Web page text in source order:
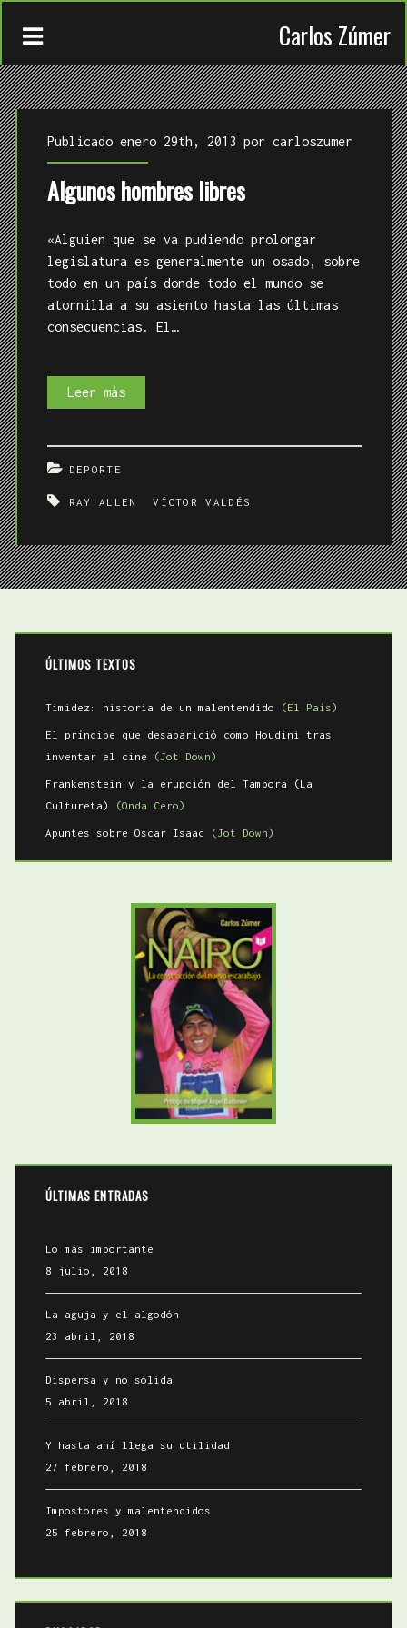
Carlos Zúmer
TRABAJOS
QUIÉN
Publicado enero 29th, 2013 por carloszumer
Algunos hombres libres
«Alguien que se va pudiendo prolongar
legislatura es generalmente un osado, sobre
todo en un país donde todo el mundo se
atornilla a su asiento hasta las últimas
consecuencias. El…
Leer másAlgunos
DEPORTE
RAY ALLEN VÍCTOR VALDÉS
ÚLTIMOS TEXTOS
Timidez: historia de un malentendido (El País)
El príncipe que desaparició como Houdini tras
inventar el cine
(Jot Down)
Frankenstein y la erupción del Tambora (La
Cultureta)
(Onda Cero)
Apuntes sobre Oscar Isaac (Jot Down)
ÚLTIMAS ENTRADAS
Lo más importante
8 julio, 2018
La aguja y el algodón
23 abril, 2018
Dispersa y no sólida
5 abril, 2018
Y hasta ahí llega su utilidad
27 febrero, 2018
Impostores y malentendidos
25 febrero, 2018